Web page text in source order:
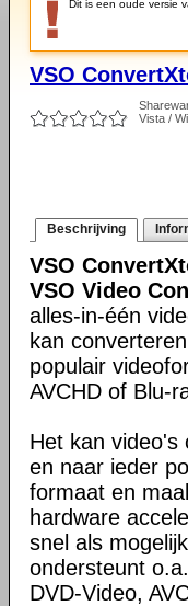
Dit is een oude versie
VSO
Vista /
Beschrijving
VSO
VSO Video
alles-in-één
kan
populair
AVCHD of Blu-
Het kan video's
en naar ieder
formaat en
hardware
snel als
ondersteunt
DVD-Video,